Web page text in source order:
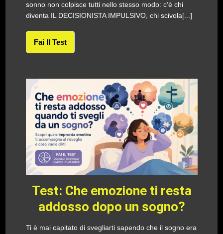
sonno non colpisce tutti nello stesso modo: c’è chi
diventa IL DECISIONISTA IMPULSIVO, chi scivola[...]
Fai Il Test
Test: Che emozione ti resta
addosso dopo un sogno?
Ti è mai capitato di svegliarti sapendo che il sogno era